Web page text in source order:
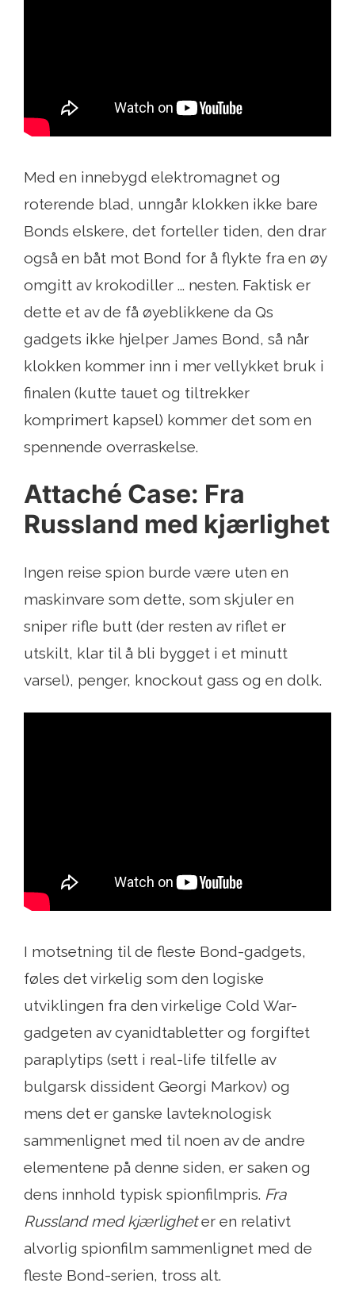
Med en innebygd elektromagnet og
roterende blad, unngår klokken ikke bare
Bonds elskere, det forteller tiden, den drar
også en båt mot Bond for å flykte fra en øy
omgitt av krokodiller ... nesten. Faktisk er
dette et av de få øyeblikkene da Qs
gadgets ikke hjelper James Bond, så når
klokken kommer inn i mer vellykket bruk i
finalen (kutte tauet og tiltrekker
komprimert kapsel) kommer det som en
spennende overraskelse.
Attaché Case: Fra
Russland med kjærlighet
Ingen reise spion burde være uten en
maskinvare som dette, som skjuler en
sniper rifle butt (der resten av riflet er
utskilt, klar til å bli bygget i et minutt
varsel), penger, knockout gass og en dolk.
I motsetning til de fleste Bond-gadgets,
føles det virkelig som den logiske
utviklingen fra den virkelige Cold War-
gadgeten av cyanidtabletter og forgiftet
paraplytips (sett i real-life tilfelle av
bulgarsk dissident Georgi Markov) og
mens det er ganske lavteknologisk
sammenlignet med til noen av de andre
elementene på denne siden, er saken og
dens innhold typisk spionfilmpris. Fra
Russland med kjærligheter en relativt
alvorlig spionfilm sammenlignet med de
fleste Bond-serien, tross alt.